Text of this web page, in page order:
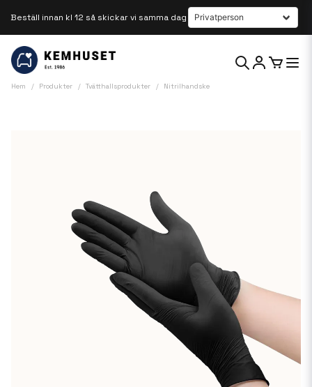
Beställ innan kl 12 så skickar vi samma dag
Hem Produkter Tvätthallsprodukter Nitrilhandske